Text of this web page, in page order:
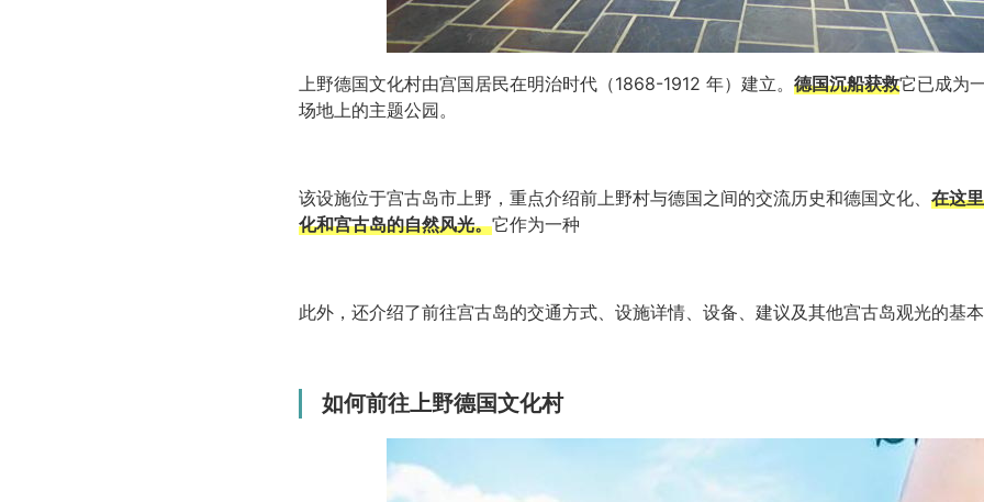
上野德国文化村由宫国居民在明治时代（1868-1912 年）建立。 德国沉船获救它已成为
场地上的主题公园。
该设施位于宫古岛市上野，重点介绍前上野村与德国之间的交流历史和德国文化、 在这
化和宫古岛的自然风光。它作为一种
此外，还介绍了前往宫古岛的交通方式、设施详情、设备、建议及其他宫古岛观光的基
如何前往上野德国文化村